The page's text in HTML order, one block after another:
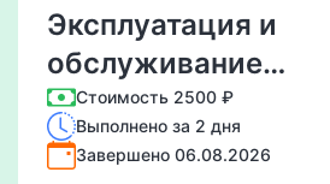
Эксплуатация и
обслуживание
линий
электропередач
Стоимость 2500 ₽
Выполнено за 2 дня
Завершено 06.08.2026